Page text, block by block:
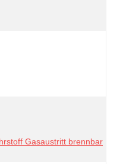
Gasaustritt brennbar